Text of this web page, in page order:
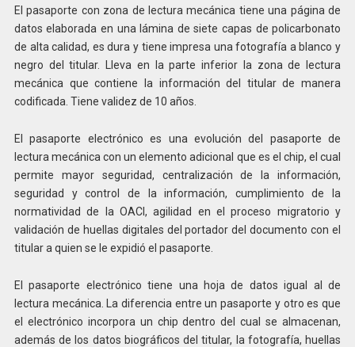
El pasaporte con zona de lectura mecánica tiene una página de
datos elaborada en una lámina de siete capas de policarbonato
de alta calidad, es dura y tiene impresa una fotografía a blanco y
negro del titular. Lleva en la parte inferior la zona de lectura
mecánica que contiene la información del titular de manera
codificada. Tiene validez de 10 años.
El pasaporte electrónico es una evolución del pasaporte de
lectura mecánica con un elemento adicional que es el chip, el cual
permite mayor seguridad, centralización de la información,
seguridad y control de la información, cumplimiento de la
normatividad de la OACI, agilidad en el proceso migratorio y
validación de huellas digitales del portador del documento con el
titular a quien se le expidió el pasaporte.
El pasaporte electrónico tiene una hoja de datos igual al de
lectura mecánica. La diferencia entre un pasaporte y otro es que
el electrónico incorpora un chip dentro del cual se almacenan,
además de los datos biográficos del titular, la fotografía, huellas